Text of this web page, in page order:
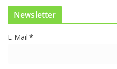
e
e
Newsletter
E-Mail *